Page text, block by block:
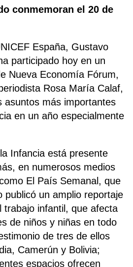
conmemoran el 20 de
España, Gustavo
participado hoy en un
Nueva Economía Fórum,
Rosa María Calaf,
asuntos más importantes
en un año especialmente
Infancia está presente
en numerosos medios
El País Semanal, que
publicó un amplio reportaje
trabajo infantil, que afecta
de niños y niñas en todo
de tres de ellos
Camerún y Bolivia;
espacios ofrecen